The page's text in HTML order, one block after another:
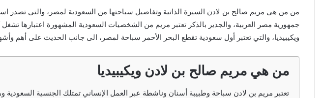
من من هي مريم صالح بن لادن السيرة الذاتية وتفاصيل سباحتها من السعودية لمصر، والتي تصدر
جمهورية مصر العربية، والجدير بالذكر تعتبر مريم من الشخصيات السعودية المشهورة اعتبارها
ويكيبيديا، والتي تعتبر أول سعودية تقطع البحر الأحمر سباحة لمصر، الى جانب الحديث على أهم وأشهر
من هي مريم صالح بن لادن ويكيبيديا
تعتبر مريم بن لادن سباحة وطبيبة أسنان وناشطة عبر العمل الإنساني تمتلك الجنسية